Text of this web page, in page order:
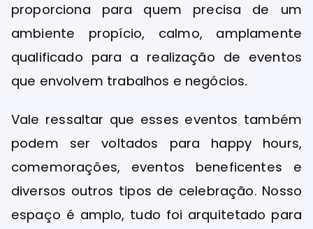
proporciona para quem precisa de um
ambiente propício, calmo, amplamente
qualificado para a realização de eventos
que envolvem trabalhos e negócios.
Vale ressaltar que esses eventos também
podem ser voltados para happy hours,
comemorações, eventos beneficentes e
diversos outros tipos de celebração. Nosso
espaço é amplo, tudo foi arquitetado para